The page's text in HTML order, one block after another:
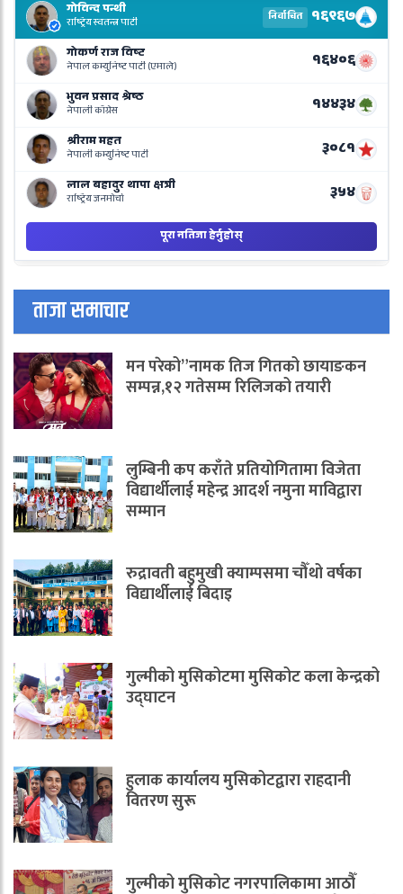
ताजा समाचार
मन परेको”नामक तिज गितको छायाङकन
सम्पन्न,१२ गतेसम्म रिलिजको तयारी
लुम्बिनी कप कराँते प्रतियोगितामा विजेता
विद्यार्थीलाई महेन्द्र आदर्श नमुना माविद्वारा
सम्मान
रुद्रावती बहुमुखी क्याम्पसमा चौँथो वर्षका
विद्यार्थीलाई बिदाइ
गुल्मीको मुसिकोटमा मुसिकोट कला केन्द्रको
उद्घाटन
हुलाक कार्यालय मुसिकोटद्वारा राहदानी
वितरण सुरू
गुल्मीको मुसिकोट नगरपालिकामा आठौँ